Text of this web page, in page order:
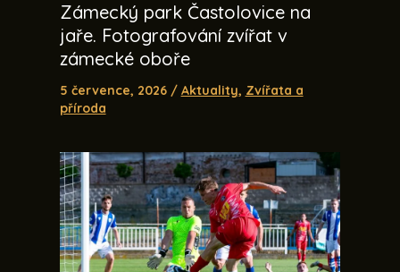
Zámecký park Častolovice na
jaře. Fotografování zvířat v
zámecké oboře
5 července, 2026 / Aktuality, Zvířata a
příroda